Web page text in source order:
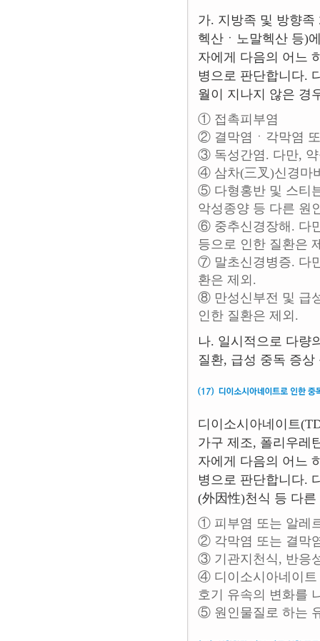
가. 지방족 및 방향
헥산ㆍ노말헥산 등)
자에게 다음의 어느
병으로 판단합니다.
월이 지나지 않은 경
① 접촉피부염
② 결막염ㆍ각막염
③ 독성간염. 다만, 약
④ 삼차(三叉)신경마
⑤ 다형홍반 및 스티
악성종양 등 다른 원
⑥ 중추신경장해. 다
등으로 인한 질환은
⑦ 말초신경병증. 다
환은 제외.
⑧ 만성신부전 및 급
인한 질환은 제외.
나. 일시적으로 다량
질환, 급성 중독 증
디이소시아네이트
가구 제조, 폴리우레
자에게 다음의 어느
병으로 판단합니다.
(外因性)천식 등 다
① 피부염 또는 알레
② 각막염 또는 결막
③ 기관지천식, 반응
④ 디이소시아네이트
호기 유속의 변화를
⑤ 원인물질로 하는